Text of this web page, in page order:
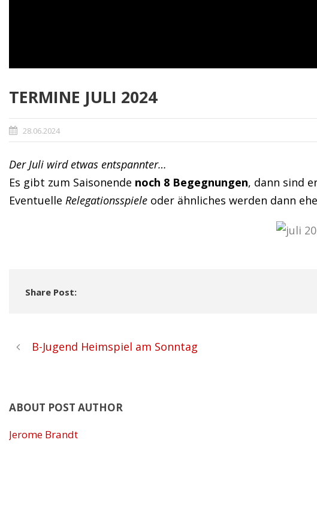
TERMINE JULI 2024
28.06.2024
Der Juli wird etwas entspannter…
Es gibt zum Saisonende noch 8 Begegnungen, dann sind
Eventuelle Relegationsspiele oder ähnliches werden dann
Share Post:
B-Jugend Heimspiel am Sonntag
ABOUT POST AUTHOR
Jerome Brandt